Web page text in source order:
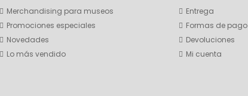
Merchandising para museos
Promociones especiales
Novedades
Lo más vendido
Entrega
Formas de pago
Devoluciones
Mi cuenta